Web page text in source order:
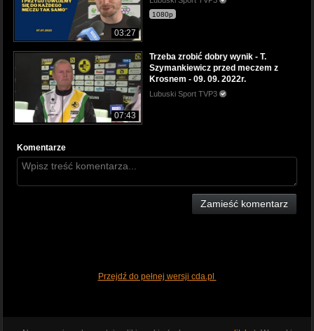
03:27
1080p
07:43
Trzeba zrobić dobry wynik - T.
Szymankiewicz przed meczem z
Krosnem - 09. 09. 2022r.
Lubuski Sport TVP3
Komentarze
Zamieść komentarz
Przejdź do pełnej wersji cda.pl